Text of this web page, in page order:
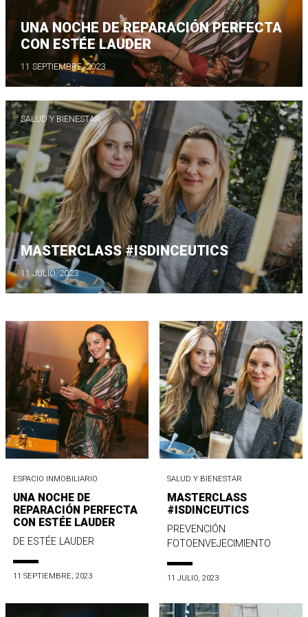
UNA NOCHE DE REPARACIÓN PERFECTA
CON ESTÉE LAUDER
11 SEPTIEMBRE, 2023
SALUD Y BIENESTAR
MASTERCLASS #ISDINCEUTICS
11 JULIO, 2023
ESPACIO INMOBILIARIO
UNA NOCHE DE
REPARACIÓN PERFECTA
CON ESTÉE LAUDER
DE ESTÉE LAUDER
11 SEPTIEMBRE, 2023
SALUD Y BIENESTAR
MASTERCLASS
#ISDINCEUTICS
PREVENCIÓN
FOTOENVEJECIMIENTO
11 JULIO, 2023